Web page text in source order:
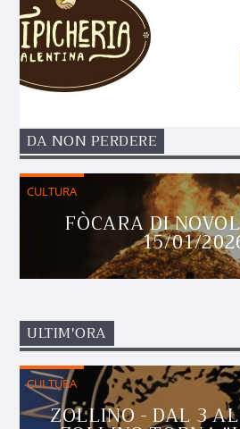
DA NON PERDERE
CULTURA
FÒCARA DI
15/01/
ULTIM'ORA
CULTURA
ZOLLINO - DAL 3